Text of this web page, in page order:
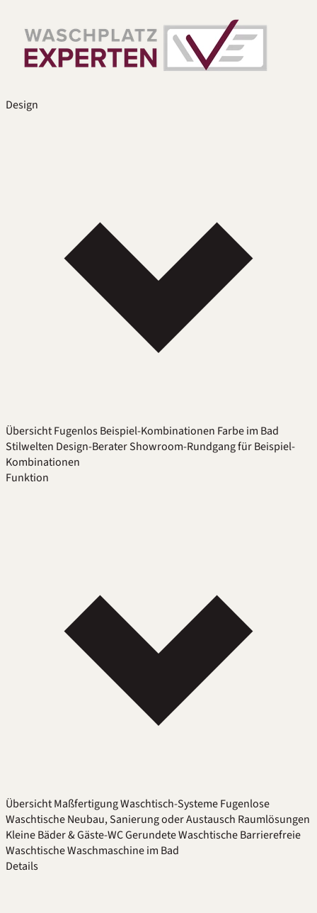
Design
ÜbersichtFugenlosBeispiel-Kombinationen Farbe im Bad
Stilwelten Design-BeraterShowroom-Rundgang für Beispiel-
Kombinationen
Funktion
ÜbersichtMaßfertigungWaschtisch-SystemeFugenlose
WaschtischeNeubau, Sanierung oder Austausch Raumlösungen
Kleine Bäder & Gäste-WCGerundete WaschtischeBarrierefreie
WaschtischeWaschmaschine im Bad
Details